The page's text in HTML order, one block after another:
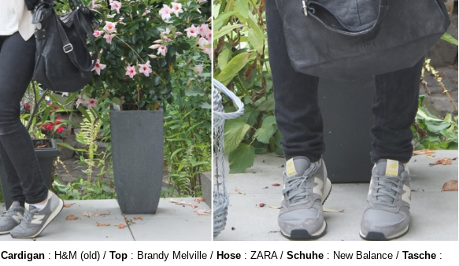
Cardigan: H&M (old) / Top: Brandy Melville / Hose : ZARA / Schuhe: New Balance / Tasche: